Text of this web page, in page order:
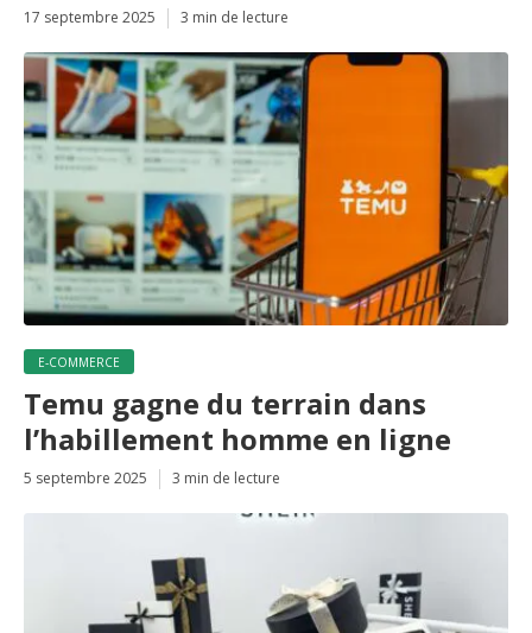
17 septembre 2025 3 min de lecture
E-COMMERCE
Temu gagne du terrain dans
l’habillement homme en ligne
5 septembre 2025 3 min de lecture